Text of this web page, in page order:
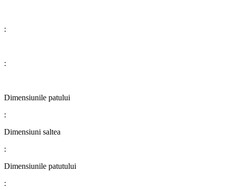
:
:
​​​​​​​​​​​​​​Dimensiunile patului
:
Dimensiuni saltea
:
Dimensiunile patutului
: